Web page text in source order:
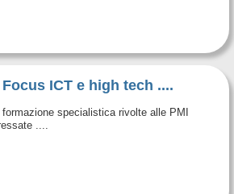
Focus ICT e high tech ....
specialistica rivolte alle PMI
....